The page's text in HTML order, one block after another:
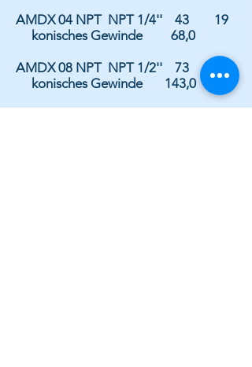
AMDX 04 NPT NPT 1/4'' 43 19
konisches Gewinde 68,0
AMDX 08 NPT NPT 1/2'' 73 27
konisches Gewinde 143,0